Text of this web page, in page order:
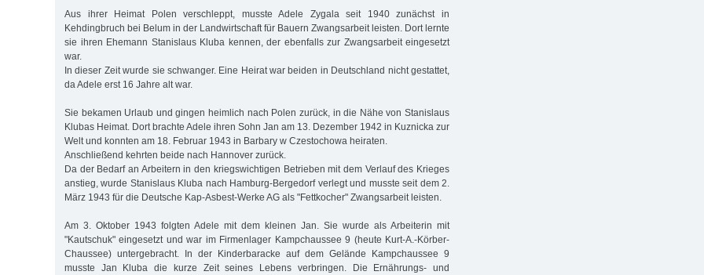
Aus ihrer Heimat Polen verschleppt, musste Adele Zygala seit 1940 zunächst in
Kehdingbruch bei Belum in der Landwirtschaft für Bauern Zwangsarbeit leisten. Dort lernte
sie ihren Ehemann Stanislaus Kluba kennen, der ebenfalls zur Zwangsarbeit eingesetzt
war.
In dieser Zeit wurde sie schwanger. Eine Heirat war beiden in Deutschland nicht gestattet,
da Adele erst 16 Jahre alt war.
Sie bekamen Urlaub und gingen heimlich nach Polen zurück, in die Nähe von Stanislaus
Klubas Heimat. Dort brachte Adele ihren Sohn Jan am 13. Dezember 1942 in Kuznicka zur
Welt und konnten am 18. Februar 1943 in Barbary w Czestochowa heiraten.
Anschließend kehrten beide nach Hannover zurück.
Da der Bedarf an Arbeitern in den kriegswichtigen Betrieben mit dem Verlauf des Krieges
anstieg, wurde Stanislaus Kluba nach Hamburg-Bergedorf verlegt und musste seit dem 2.
März 1943 für die Deutsche Kap-Asbest-Werke AG als "Fettkocher" Zwangsarbeit leisten.
Am 3. Oktober 1943 folgten Adele mit dem kleinen Jan. Sie wurde als Arbeiterin mit
"Kautschuk" eingesetzt und war im Firmenlager Kampchaussee 9 (heute Kurt-A.-Körber-
Chaussee) untergebracht. In der Kinderbaracke auf dem Gelände Kampchaussee 9
musste Jan Kluba die kurze Zeit seines Lebens verbringen. Die Ernährungs- und